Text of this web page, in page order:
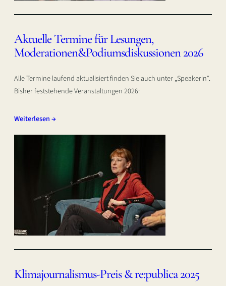
Aktuelle Termine für Lesungen,
Moderationen&Podiumsdiskussionen 2026
Alle Termine laufend aktualisiert finden Sie auch unter „Speakerin“.
Bisher feststehende Veranstaltungen 2026:
Weiterlesen →
Klimajournalismus-Preis & re:publica 2025